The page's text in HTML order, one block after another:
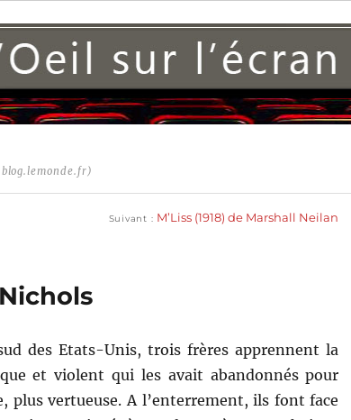
Suivant M’Liss (1918) de Marshall Neilan
des Etats-Unis, trois frères apprennent la
et violent qui les avait abandonnés pour
plus vertueuse. A l’enterrement, ils font face